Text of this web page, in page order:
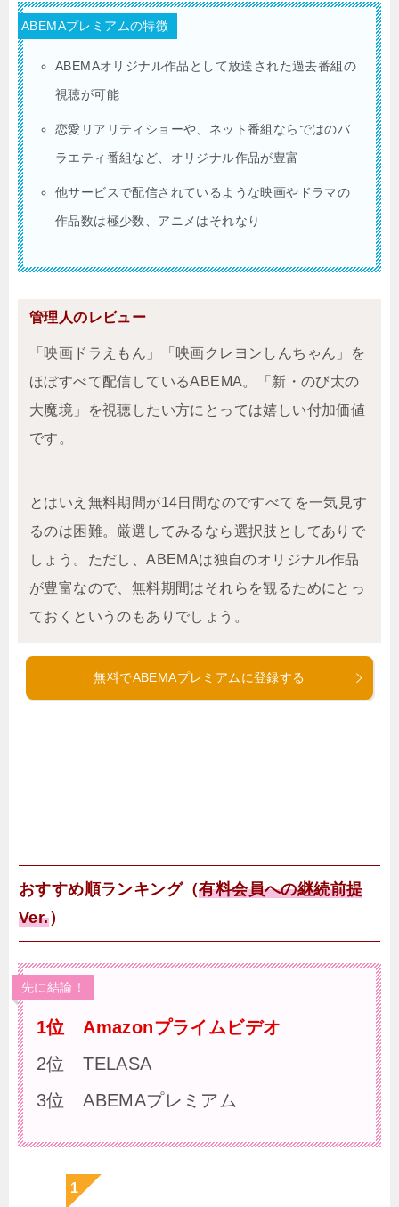
ABEMAプレミアムの特徴
ABEMAオリジナル作品として放送された過去番組の
視聴が可能
恋愛リアリティショーや、ネット番組ならではのバ
ラエティ番組など、オリジナル作品が豊富
他サービスで配信されているような映画やドラマの
作品数は極少数、アニメはそれなり
管理人のレビュー
「映画ドラえもん」「映画クレヨンしんちゃん」を
ほぼすべて配信しているABEMA。「新・のび太の
大魔境」を視聴したい方にとっては嬉しい付加価値
です。
とはいえ無料期間が14日間なのですべてを一気見す
るのは困難。厳選してみるなら選択肢としてありで
しょう。ただし、ABEMAは独自のオリジナル作品
が豊富なので、無料期間はそれらを観るためにとっ
ておくというのもありでしょう。
無料でABEMAプレミアムに登録する
おすすめ順ランキング（有料会員への継続前提
Ver.）
先に結論！
1位 Amazonプライムビデオ
2位 TELASA
3位 ABEMAプレミアム